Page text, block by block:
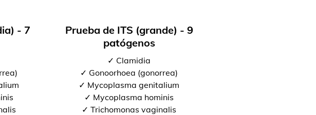
- 7
Prueba de ITS (grande) - 9
patógenos
✓ Clamidia
✓ Gonoorhoea (gonorrea)
✓ Mycoplasma genitalium
✓ Mycoplasma hominis
✓ Trichomonas vaginalis